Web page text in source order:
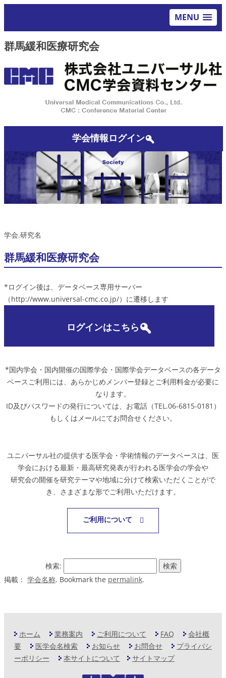
MENU
群馬緩和医療研究会
学会情報ログイン
学会.研究名
群馬緩和医療研究会
*ログイン後は、データベース専用サーバー
（http://www.universal-cmc.co.jp/）に遷移します
ログインはこちら
*国内学会・国内開催の国際学会・国際学会データベースの各データ
ベースご利用には、あらかじめメンバー登録とご利用料金が必要に
なります。
ID及びパスワードの発行については、お電話（TEL.06-6815-0181）
もしくはメールにてお問合せください。
ユニバーサル社の提供する医学会・学術情報のデータベースは、医
学会における最新・最高研究発表が行われる医学会の学会や
研究会の開催を研究テーマや地域に分けて検索いただくことがで
き、さまざまな形でご利用いただけます。
ご利用について
検索:
掲載： 学会名称. Bookmark the permalink.
ホーム 業務案内 ご利用について FAQ
会社概
要
医学会名検索 お知らせ お問合せ
プライバシ
ーポリシー
本サイトについて サイトマップ